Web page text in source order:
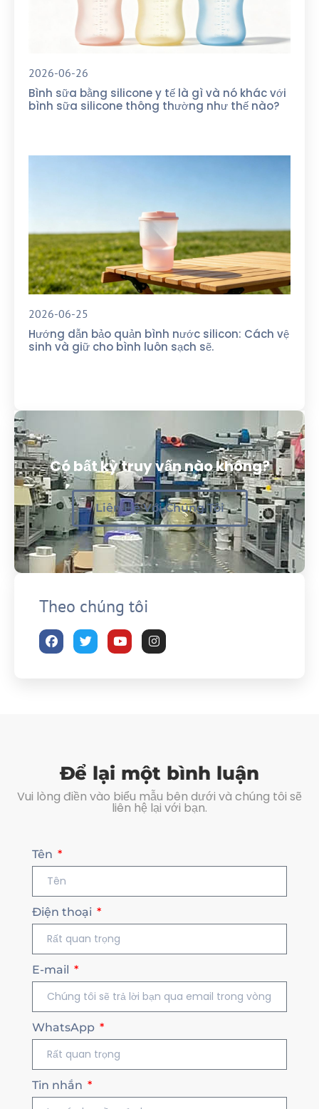
2026-06-26
Bình sữa bằng silicone y tế là gì và nó khác với
bình sữa silicone thông thường như thế nào?
2026-06-25
Hướng dẫn bảo quản bình nước silicon: Cách vệ
sinh và giữ cho bình luôn sạch sẽ.
Có bất kỳ truy vấn nào không?
Liên Hệ Với Chúng Tôi
Theo chúng tôi
Để lại một bình luận
Vui lòng điền vào biểu mẫu bên dưới và chúng tôi sẽ
liên hệ lại với bạn.
Tên
Điện thoại
E-mail
WhatsApp
Tin nhắn